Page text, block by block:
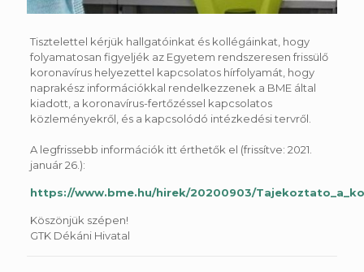
Tisztelettel kérjük hallgatóinkat és kollégáinkat, hogy
folyamatosan figyeljék az Egyetem rendszeresen frissülő
koronavírus helyezettel kapcsolatos hírfolyamát, hogy
naprakész információkkal rendelkezzenek a BME által
kiadott, a koronavírus-fertőzéssel kapcsolatos
közleményekről, és a kapcsolódó intézkedési tervről.
A legfrissebb információk itt érthetők el (frissítve: 2021.
január 26.):
https://www.bme.hu/hirek/20200903/
Köszönjük szépen!
GTK Dékáni Hivatal